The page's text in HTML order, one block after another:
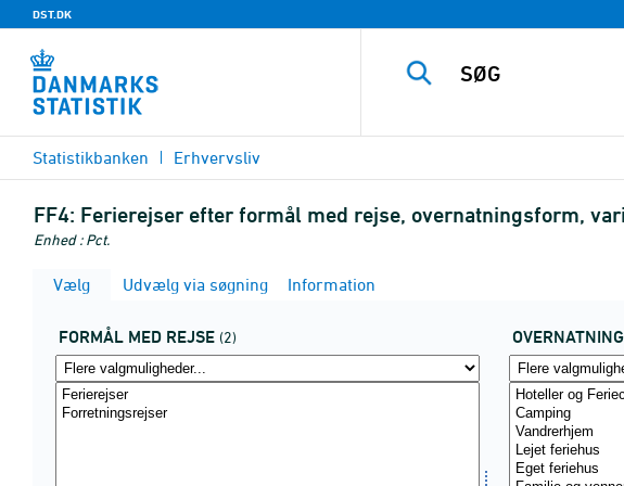
DST.DK
Statistikbanken Erhvervsliv
FF4: Ferierejser efter formål med rejse, overnatningsform,
Enhed : Pct.
Vælg Udvælg via søgning Information
FORMÅL MED REJSE (2)